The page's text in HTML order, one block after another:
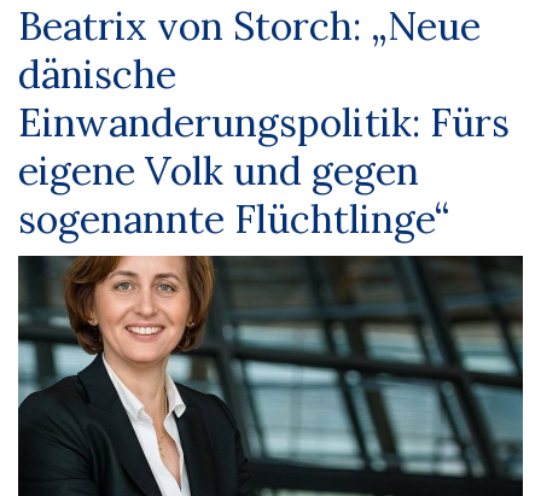
Beatrix von Storch: „Neue
dänische
Einwanderungspolitik: Fürs
eigene Volk und gegen
sogenannte Flüchtlinge“